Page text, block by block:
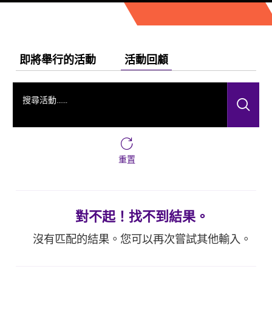
即將舉行的活動 活動回顧
重置
對不起！找不到結果。
沒有匹配的結果。您可以再次嘗試其他輸入。